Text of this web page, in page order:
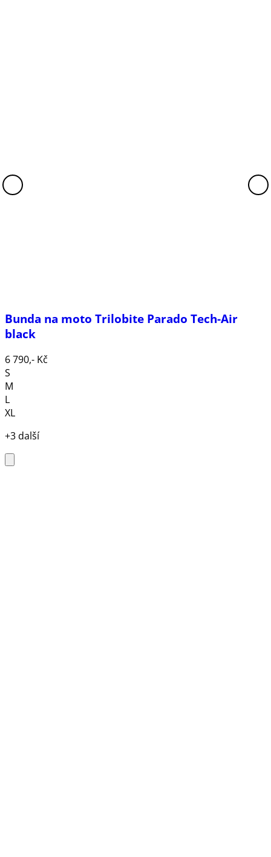
Bunda na moto Trilobite Parado Tech-Air
black
6 790,- Kč
S
M
L
XL
+3 další